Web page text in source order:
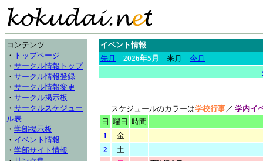
コンテンツ
・ トップページ
・ サークル情報トップ
・ サークル情報登録
・ サークル情報変更
・ サークル掲示板
・ サークルスケジュー
ル表
・ 学部掲示板
・ イベント情報
・ 学部サイト情報
イベント情報
先月
2026年5月 来月 今月
スケジュールのカラーは学校行事／ 学内イ
日 曜日 時間
1
金
2
土